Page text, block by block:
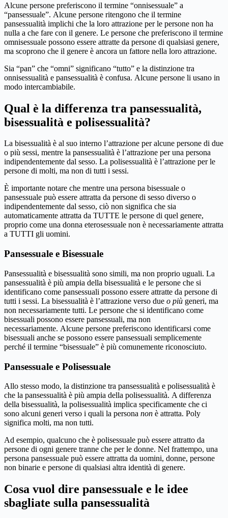
Alcune persone preferiscono il termine “onnisessuale” a
“pansessuale”. Alcune persone ritengono che il termine
pansessualità implichi che la loro attrazione per le persone non ha
nulla a che fare con il genere. Le persone che preferiscono il termine
omnisessuale possono essere attratte da persone di qualsiasi genere,
ma scoprono che il genere è ancora un fattore nella loro attrazione.
Sia “pan” che “omni” significano “tutto” e la distinzione tra
onnisessualità e pansessualità è confusa. Alcune persone li usano in
modo intercambiabile.
Qual è la differenza tra pansessualità,
bisessualità e polisessualità?
La bisessualità è al suo interno l’attrazione per alcune persone di due
o più sessi, mentre la pansessualità è l’attrazione per una persona
indipendentemente dal sesso. La polisessualità è l’attrazione per le
persone di molti, ma non di tutti i sessi.
È importante notare che mentre una persona bisessuale o
pansessuale può essere attratta da persone di sesso diverso o
indipendentemente dal sesso, ciò non significa che sia
automaticamente attratta da TUTTE le persone di quel genere,
proprio come una donna eterosessuale non è necessariamente attratta
a TUTTI gli uomini.
Pansessuale e Bisessuale
Pansessualità e bisessualità sono simili, ma non proprio uguali. La
pansessualità è più ampia della bisessualità e le persone che si
identificano come pansessuali possono essere attratte da persone di
tutti i sessi. La bisessualità è l’attrazione verso due o più generi, ma
non necessariamente tutti. Le persone che si identificano come
bisessuali possono essere pansessuali, ma non
necessariamente. Alcune persone preferiscono identificarsi come
bisessuali anche se possono essere pansessuali semplicemente
perché il termine “bisessuale” è più comunemente riconosciuto.
Pansessuale e Polisessuale
Allo stesso modo, la distinzione tra pansessualità e polisessualità è
che la pansessualità è più ampia della polisessualità. A differenza
della bisessualità, la polisessualità implica specificamente che ci
sono alcuni generi verso i quali la persona non è attratta. Poly
significa molti, ma non tutti.
Ad esempio, qualcuno che è polisessuale può essere attratto da
persone di ogni genere tranne che per le donne. Nel frattempo, una
persona pansessuale può essere attratta da uomini, donne, persone
non binarie e persone di qualsiasi altra identità di genere.
Cosa vuol dire pansessuale e le idee
sbagliate sulla pansessualità